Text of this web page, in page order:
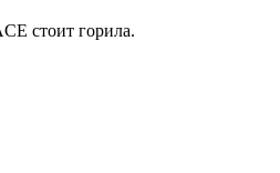
стоит горила.